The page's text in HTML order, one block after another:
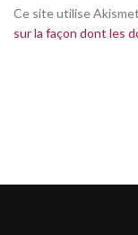
Ce site utilise
sur la façon dont les